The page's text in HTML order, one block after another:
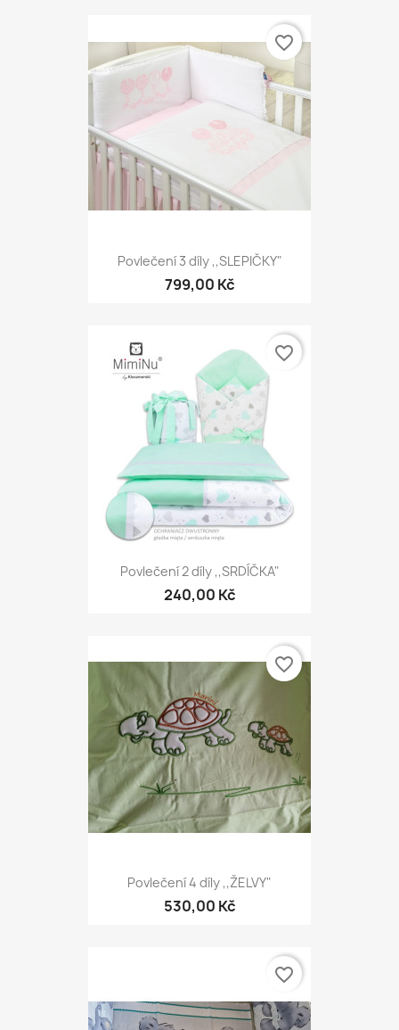
Povlečení 3 díly ,,SLEPIČKY"
799,00 Kč
favorite_border
Povlečení 2 díly ,,SRDÍČKA"
240,00 Kč
favorite_border
Povlečení 4 díly ,,ŽELVY"
530,00 Kč
favorite_border
favorite_border